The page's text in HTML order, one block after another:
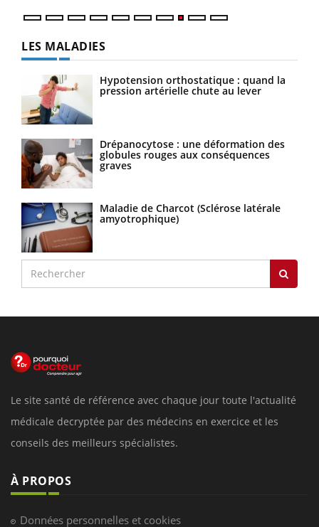
LES MALADIES
Hypotension orthostatique : quand la
pression artérielle chute au lever
Drépanocytose : une déformation des
globules rouges aux conséquences
graves
Maladie de Charcot (Sclérose latérale
amyotrophique)
Le site santé de référence avec chaque jour toute l'actualité
médicale decryptée par des médecins en exercice et les
conseils des meilleurs spécialistes.
À PROPOS
Données personnelles et cookies